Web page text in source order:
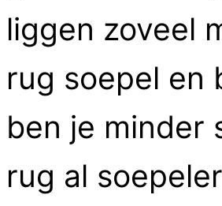
liggen zoveel
rug soepel en
ben je minder
rug al